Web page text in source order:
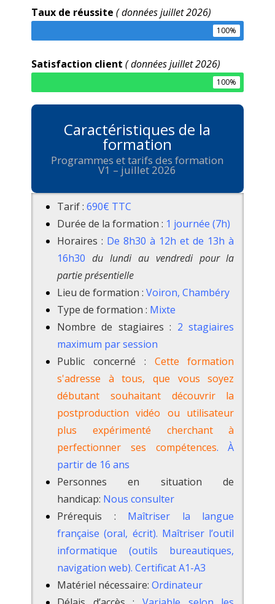
Taux de réussite ( données juillet 2026)
100%
Satisfaction client ( données juillet 2026)
100%
Caractéristiques de la
formation
Programmes et tarifs des formation
V1 – juillet 2026
Tarif : 690€ TTC
Durée de la formation : 1 journée (7h)
Horaires : De 8h30 à 12h et de 13h à
16h30 du lundi au vendredi pour la
partie présentielle
Lieu de formation : Voiron, Chambéry
Type de formation : Mixte
Nombre de stagiaires : 2 stagiaires
maximum par session
Public concerné : Cette formation
s'adresse à tous, que vous soyez
débutant souhaitant découvrir la
postproduction vidéo ou utilisateur
plus expérimenté cherchant à
perfectionner ses compétences. À
partir de 16 ans
Personnes en situation de
handicap: Nous consulter
Prérequis : Maîtriser la langue
française (oral, écrit). Maîtriser l’outil
informatique (outils bureautiques,
navigation web). Certificat A1-A3
Matériel nécessaire: Ordinateur